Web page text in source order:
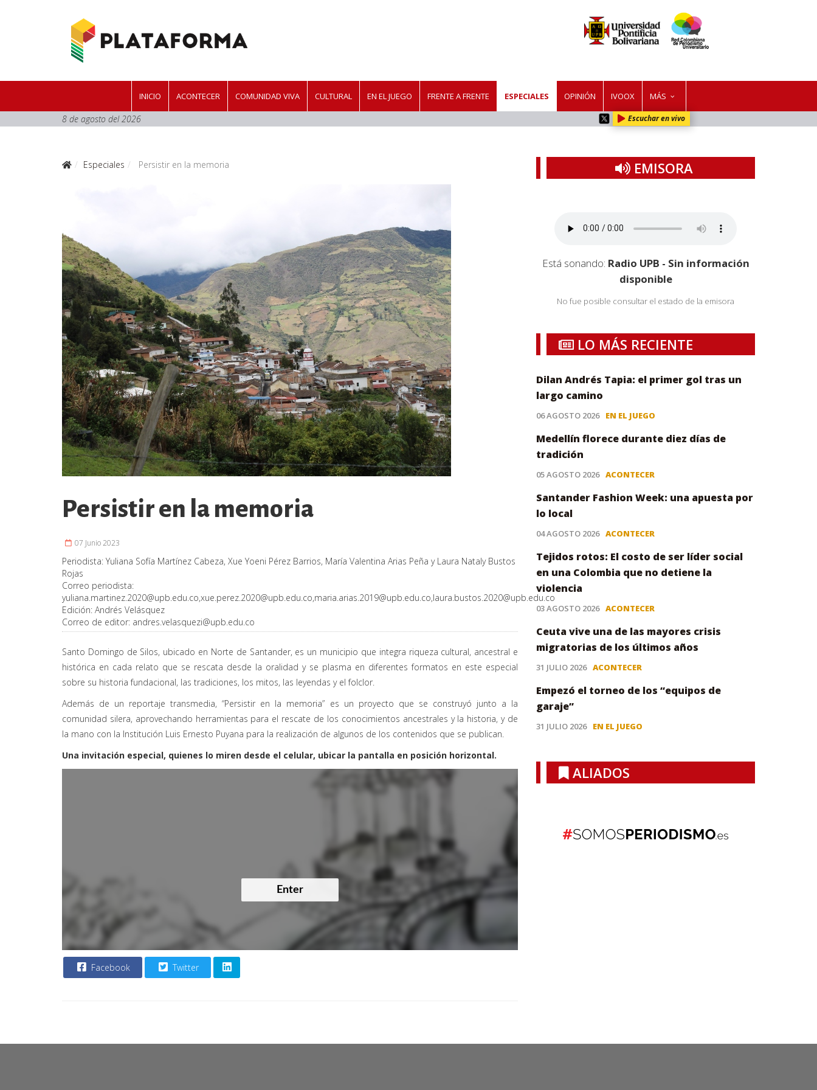
INICIO ACONTECER COMUNIDAD VIVA CULTURAL EN EL JUEGO FRENTE A FRENTE ESPECIALES OPINIÓN IVOOX MÁS
8 de agosto del 2026 Escuchar en vivo
Especiales Persistir en la memoria
Persistir en la memoria
07 Junio 2023
Periodista: Yuliana Sofía Martínez Cabeza, Xue Yoeni Pérez Barrios, María Valentina Arias Peña y Laura Nataly Bustos
Rojas
Correo periodista:
yuliana.martinez.2020@upb.edu.co,xue.perez.2020@upb.edu.co,maria.arias.2019@upb.edu.co,laura.bustos.2020@upb.edu.co
Edición: Andrés Velásquez
Correo de editor: andres.velasquezi@upb.edu.co
Santo Domingo de Silos, ubicado en Norte de Santander, es un municipio que integra riqueza cultural, ancestral e
histórica en cada relato que se rescata desde la oralidad y se plasma en diferentes formatos en este especial
sobre su historia fundacional, las tradiciones, los mitos, las leyendas y el folclor.
Además de un reportaje transmedia, “Persistir en la memoria” es un proyecto que se construyó junto a la
comunidad silera, aprovechando herramientas para el rescate de los conocimientos ancestrales y la historia, y de
la mano con la Institución Luis Ernesto Puyana para la realización de algunos de los contenidos que se publican.
Una invitación especial, quienes lo miren desde el celular, ubicar la pantalla en posición horizontal.
Enter
Facebook Twitter
EMISORA
Está sonando: Radio UPB - Sin información
disponible
No fue posible consultar el estado de la emisora
LO MÁS RECIENTE
Dilan Andrés Tapia: el primer gol tras un
largo camino
06 AGOSTO 2026 EN EL JUEGO
Medellín florece durante diez días de
tradición
05 AGOSTO 2026 ACONTECER
Santander Fashion Week: una apuesta por
lo local
04 AGOSTO 2026 ACONTECER
Tejidos rotos: El costo de ser líder social
en una Colombia que no detiene la
violencia
03 AGOSTO 2026 ACONTECER
Ceuta vive una de las mayores crisis
migratorias de los últimos años
31 JULIO 2026 ACONTECER
Empezó el torneo de los “equipos de
garaje”
31 JULIO 2026 EN EL JUEGO
ALIADOS